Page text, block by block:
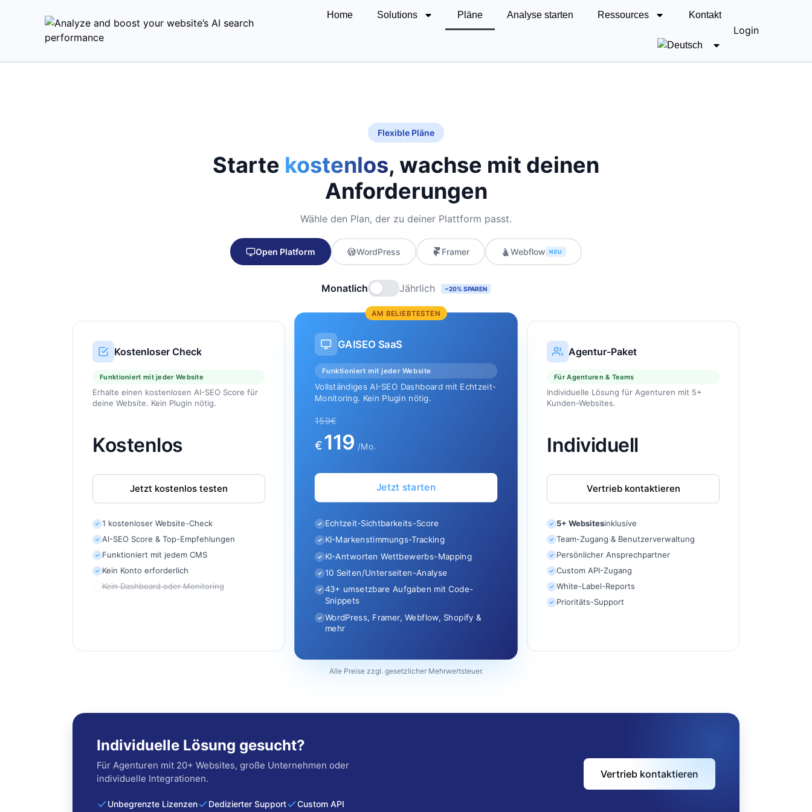
Home Solutions Pläne Analyse starten Ressources Kontakt
Login
Flexible Pläne
Starte kostenlos, wachse mit deinen
Anforderungen
Wähle den Plan, der zu deiner Plattform passt.
Open Platform WordPress Framer Webflow NEU
Monatlich Jährlich ~20% SPAREN
Kostenloser Check
Funktioniert mit jeder Website
Erhalte einen kostenlosen AI-SEO Score für
deine Website. Kein Plugin nötig.
Kostenlos
Jetzt kostenlos testen
✓ 1 kostenloser Website-Check
✓ AI-SEO Score & Top-Empfehlungen
✓ Funktioniert mit jedem CMS
✓ Kein Konto erforderlich
Kein Dashboard oder Monitoring
AM BELIEBTESTEN
GAISEO SaaS
Funktioniert mit jeder Website
Vollständiges AI-SEO Dashboard mit Echtzeit-
Monitoring. Kein Plugin nötig.
159€
€119 /Mo.
Jetzt starten
✓ Echtzeit-Sichtbarkeits-Score
✓ KI-Markenstimmungs-Tracking
✓ KI-Antworten Wettbewerbs-Mapping
✓ 10 Seiten/Unterseiten-Analyse
✓ 43+ umsetzbare Aufgaben mit Code-
Snippets
✓ WordPress, Framer, Webflow, Shopify &
mehr
Agentur-Paket
Für Agenturen & Teams
Individuelle Lösung für Agenturen mit 5+
Kunden-Websites.
Individuell
Vertrieb kontaktieren
✓ 5+ Websitesinklusive
✓ Team-Zugang & Benutzerverwaltung
✓ Persönlicher Ansprechpartner
✓ Custom API-Zugang
✓ White-Label-Reports
✓ Prioritäts-Support
Alle Preise zzgl. gesetzlicher Mehrwertsteuer.
Individuelle Lösung gesucht?
Für Agenturen mit 20+ Websites, große Unternehmen oder
individuelle Integrationen.
Unbegrenzte Lizenzen Dedizierter Support Custom API
Vertrieb kontaktieren